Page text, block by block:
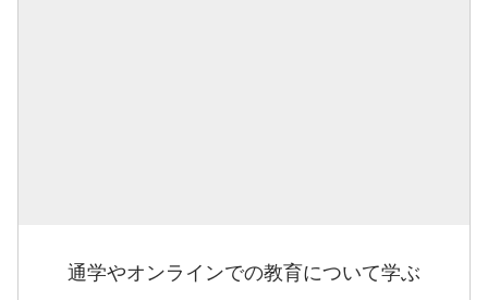
通学やオンラインでの教育について学ぶ